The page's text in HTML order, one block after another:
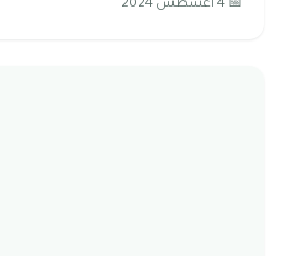
📅 4 أغسطس 2024